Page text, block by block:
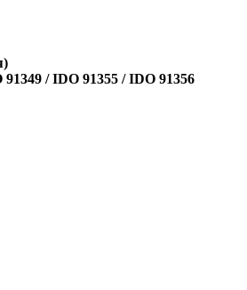
/ IDO 91355 / IDO 91356